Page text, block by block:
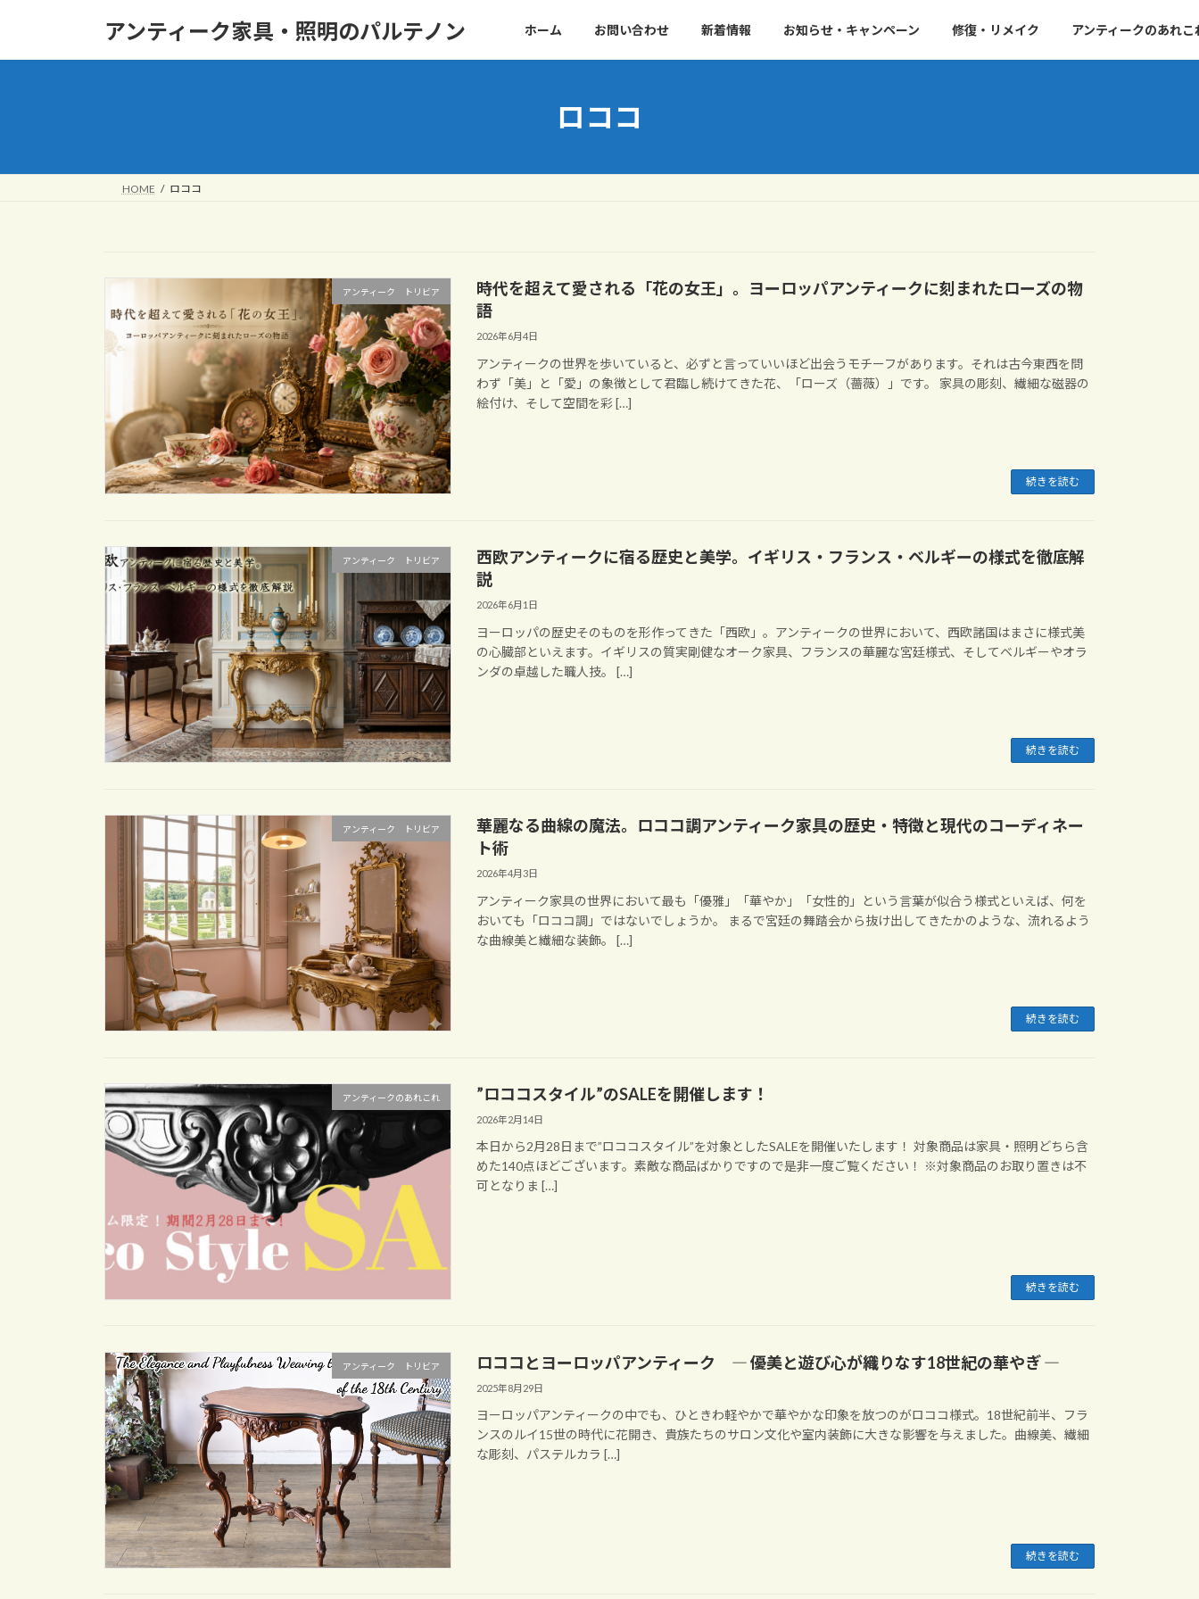
アンティーク家具・照明のパルテノン ホーム お問い合わせ 新着情報 お知らせ・キャンペーン 修復・リメイク アンティークのあれこ
ロココ
HOME ロココ
アンティーク トリビア
時代を超えて愛される「花の女王」。ヨーロッパアンティークに刻まれたローズの物
語
2026年6月4日
アンティークの世界を歩いていると、必ずと言っていいほど出会うモチーフがあります。それは古今東西を問
わず「美」と「愛」の象徴として君臨し続けてきた花、「ローズ（薔薇）」です。 家具の彫刻、繊細な磁器の
絵付け、そして空間を彩 […]
続きを読む
アンティーク トリビア
西欧アンティークに宿る歴史と美学。イギリス・フランス・ベルギーの様式を徹底解
説
2026年6月1日
ヨーロッパの歴史そのものを形作ってきた「西欧」。アンティークの世界において、西欧諸国はまさに様式美
の心臓部といえます。イギリスの質実剛健なオーク家具、フランスの華麗な宮廷様式、そしてベルギーやオラ
ンダの卓越した職人技。 […]
続きを読む
アンティーク トリビア
華麗なる曲線の魔法。ロココ調アンティーク家具の歴史・特徴と現代のコーディネー
ト術
2026年4月3日
アンティーク家具の世界において最も「優雅」「華やか」「女性的」という言葉が似合う様式といえば、何を
おいても「ロココ調」ではないでしょうか。 まるで宮廷の舞踏会から抜け出してきたかのような、流れるよう
な曲線美と繊細な装飾。 […]
続きを読む
アンティークのあれこれ ”ロココスタイル”のSALEを開催します！
2026年2月14日
本日から2月28日まで”ロココスタイル”を対象としたSALEを開催いたします！ 対象商品は家具・照明どちら含
めた140点ほどございます。素敵な商品ばかりですので是非一度ご覧ください！ ※対象商品のお取り置きは不
可となりま […]
続きを読む
アンティーク トリビア ロココとヨーロッパアンティーク ― 優美と遊び心が織りなす18世紀の華やぎ ―
2025年8月29日
ヨーロッパアンティークの中でも、ひときわ軽やかで華やかな印象を放つのがロココ様式。18世紀前半、フラ
ンスのルイ15世の時代に花開き、貴族たちのサロン文化や室内装飾に大きな影響を与えました。曲線美、繊細
な彫刻、パステルカラ […]
続きを読む